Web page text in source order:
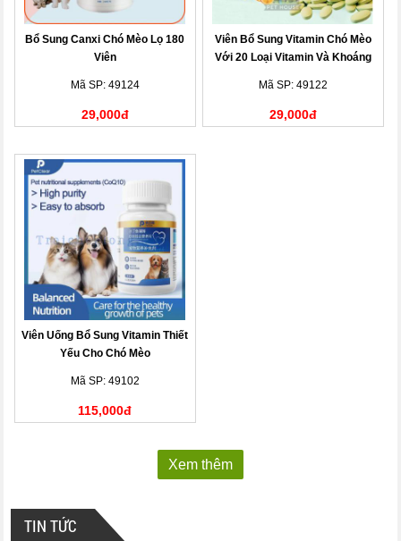
Bổ Sung Canxi Chó Mèo Lọ 180
Viên
Mã SP: 49124
29,000đ
Viên Bổ Sung Vitamin Chó Mèo
Với 20 Loại Vitamin Và Khoáng
Mã SP: 49122
29,000đ
Viên Uống Bổ Sung Vitamin Thiết
Yếu Cho Chó Mèo
Mã SP: 49102
115,000đ
Xem thêm
TIN TỨC